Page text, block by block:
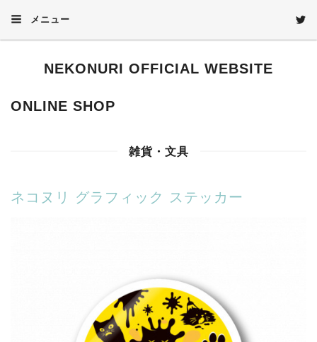
メニュー
NEKONURI OFFICIAL WEBSITE
ONLINE SHOP
雑貨・文具
ネコヌリ グラフィック ステッカー